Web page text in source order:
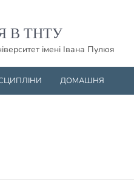
В ТНТУ
імені Івана Пулюя
ДОМАШНЯ